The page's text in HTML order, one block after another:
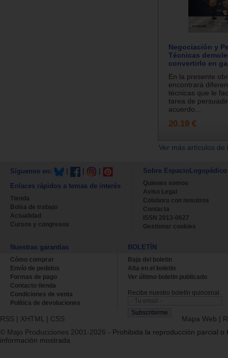
Negociación y
Técnicas
convertirlo en
En la presente
encontrará
técnicas que le
tarea de
acuerdo...
20.19 €
Ver más artículos
Síguenos en:
Enlaces rápidos a temas de interés
Tienda
Bolsa de trabajo
Actualidad
Cursos y congresos
Sobre EspacioLogopédico
Quienes somos
Aviso Legal
Colabora con nosotros
Contacta
ISSN 2013-0627
Gestionar cookies
Nuestras garantías
Cómo comprar
Envío de pedidos
Formas de pago
Contacto tienda
Condiciones de venta
Política de devoluciones
BOLETÍN
Baja del boletin
Alta en el boletin
Ver último boletin publicado
Recibe nuestro boletín quincenal.
RSS | XHTML | CSS Mapa Web |
© Majo Producciones 2001-2026 - Prohibida la reproducción parcial o
información mostrada